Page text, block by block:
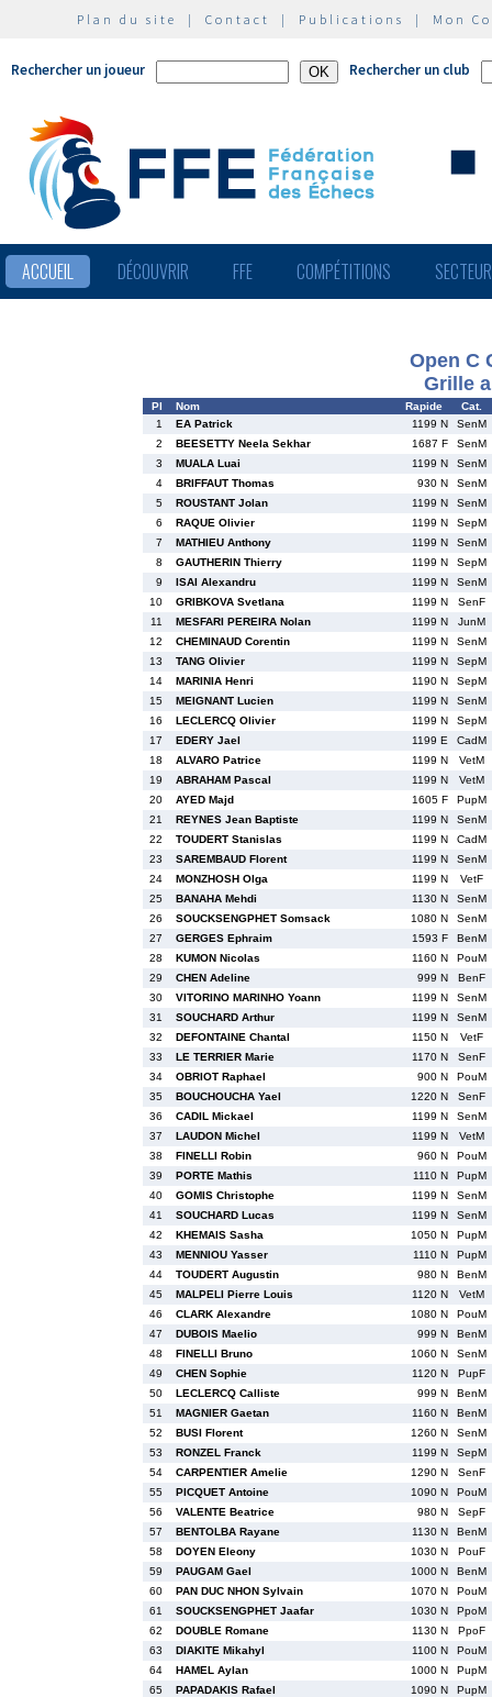
Plan du site | Contact | Publications | Mon
Rechercher un joueur Rechercher un club
ACCUEIL DÉCOUVRIR FFE COMPÉTITIONS
Open C
Grille
Pl Nom Rapide
Cat.
1
EA Patrick 1199 N
SenM
2
BEESETTY Neela Sekhar 1687 F
SenM
3
MUALA Luai 1199 N
SenM
4
BRIFFAUT Thomas 930 N
SenM
5
ROUSTANT Jolan 1199 N
SenM
6
RAQUE Olivier 1199 N
SepM
7
MATHIEU Anthony 1199 N
SenM
8
GAUTHERIN Thierry 1199 N
SepM
9
ISAI Alexandru 1199 N
SenM
10
GRIBKOVA Svetlana 1199 N
SenF
11
MESFARI PEREIRA Nolan 1199 N
JunM
12
CHEMINAUD Corentin 1199 N
SenM
13
TANG Olivier 1199 N
SepM
14
MARINIA Henri 1190 N
SepM
15
MEIGNANT Lucien 1199 N
SenM
16
LECLERCQ Olivier 1199 N
SepM
17
EDERY Jael 1199 E
CadM
18
ALVARO Patrice 1199 N
VetM
19
ABRAHAM Pascal 1199 N
VetM
20
AYED Majd 1605 F
PupM
21
REYNES Jean Baptiste 1199 N
SenM
22
TOUDERT Stanislas 1199 N
CadM
23
SAREMBAUD Florent 1199 N
SenM
24
MONZHOSH Olga 1199 N
VetF
25
BANAHA Mehdi 1130 N
SenM
26
SOUCKSENGPHET Somsack 1080 N
SenM
27
GERGES Ephraim 1593 F
BenM
28
KUMON Nicolas 1160 N
PouM
29
CHEN Adeline 999 N
BenF
30
VITORINO MARINHO Yoann 1199 N
SenM
31
SOUCHARD Arthur 1199 N
SenM
32
DEFONTAINE Chantal 1150 N
VetF
33
LE TERRIER Marie 1170 N
SenF
34
OBRIOT Raphael 900 N
PouM
35
BOUCHOUCHA Yael 1220 N
SenF
36
CADIL Mickael 1199 N
SenM
37
LAUDON Michel 1199 N
VetM
38
FINELLI Robin 960 N
PouM
39
PORTE Mathis 1110 N
PupM
40
GOMIS Christophe 1199 N
SenM
41
SOUCHARD Lucas 1199 N
SenM
42
KHEMAIS Sasha 1050 N
PupM
43
MENNIOU Yasser 1110 N
PupM
44
TOUDERT Augustin 980 N
BenM
45
MALPELI Pierre Louis 1120 N
VetM
46
CLARK Alexandre 1080 N
PouM
47
DUBOIS Maelio 999 N
BenM
48
FINELLI Bruno 1060 N
SenM
49
CHEN Sophie 1120 N
PupF
50
LECLERCQ Calliste 999 N
BenM
51
MAGNIER Gaetan 1160 N
BenM
52
BUSI Florent 1260 N
SenM
53
RONZEL Franck 1199 N
SepM
54
CARPENTIER Amelie 1290 N
SenF
55
PICQUET Antoine 1090 N
PouM
56
VALENTE Beatrice 980 N
SepF
57
BENTOLBA Rayane 1130 N
BenM
58
DOYEN Eleony 1030 N
PouF
59
PAUGAM Gael 1000 N
BenM
60
PAN DUC NHON Sylvain 1070 N
PouM
61
SOUCKSENGPHET Jaafar 1030 N
PpoM
62
DOUBLE Romane 1130 N
PpoF
63
DIAKITE Mikahyl 1100 N
PouM
64
HAMEL Aylan 1000 N
PupM
65
PAPADAKIS Rafael 1090 N
PupM